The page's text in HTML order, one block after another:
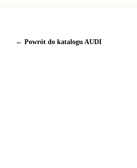
← Powrót do katalogu AUDI